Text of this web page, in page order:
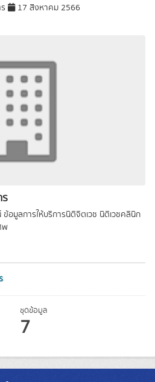
อมูลการให้บริการนิติจิตเวช นิติเวชคลินิก
พ
ชุดข้อมูล
7
17 สิงหาคม 2566